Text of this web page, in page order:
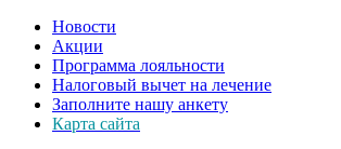
Новости
Акции
Программа лояльности
Налоговый вычет на лечение
Заполните нашу анкету
Карта сайта